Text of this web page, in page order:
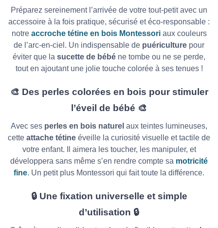
Préparez sereinement l’arrivée de votre tout-petit avec un
accessoire à la fois pratique, sécurisé et éco-responsable :
notre accroche tétine en bois Montessoriaux couleurs
de l’arc-en-ciel. Un indispensable de puériculture pour
éviter que la sucette de bébé ne tombe ou ne se perde,
tout en ajoutant une jolie touche colorée à ses tenues !
🎨 Des perles colorées en bois pour stimuler
l’éveil de bébé 🎨
Avec ses perles en bois naturel aux teintes lumineuses,
cette attache tétine éveille la curiosité visuelle et tactile de
votre enfant. Il aimera les toucher, les manipuler, et
développera sans même s’en rendre compte sa motricité
fine. Un petit plus Montessori qui fait toute la différence.
🔒Une fixation universelle et simple
d’utilisation 🔒